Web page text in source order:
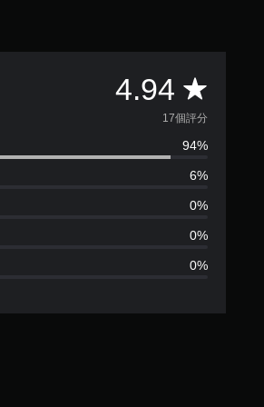
4.94 平
均
評
分
為
4
.
17個評分
94%
6%
0%
0%
0%